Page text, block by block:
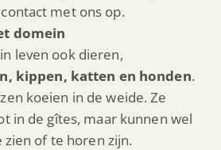
met ons op.
domein
leven ook dieren,
kippen, katten en honden.
koeien in de weide. Ze
in de gîtes, maar kunnen wel
of te horen zijn.